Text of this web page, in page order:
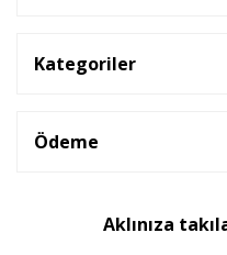
Kategoriler
Ödeme
Aklınıza